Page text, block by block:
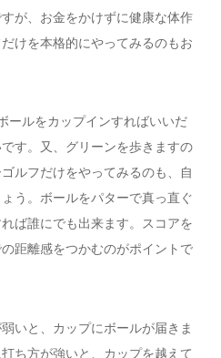
が、お金をかけずに健康な体作
けを本格的にやってみるのもお
ールをカップインすればいいだ
す。又、グリーンを歩きますの
ルフだけをやってみるのも、自
う。ボールをパターで真っ直ぐ
ば誰にでも出来ます。スコアを
距離感をつかむのがポイントで
いと、カップにボールが届きま
ち方が強いと、カップを越えて